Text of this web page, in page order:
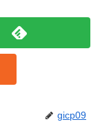
gicp09